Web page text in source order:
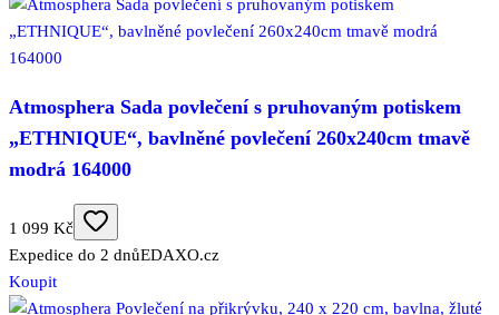
Atmosphera Sada povlečení s pruhovaným potiskem
„ETHNIQUE“, bavlněné povlečení 260x240cm tmavě
modrá 164000
1 099 Kč
Expedice do 2 dnůEDAXO.cz
Koupit